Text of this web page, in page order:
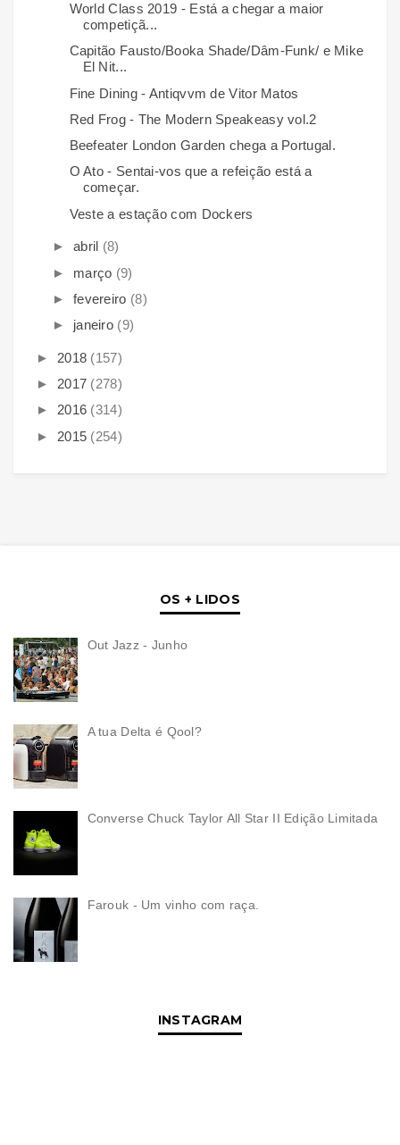
World Class 2019 - Está a chegar a maior
competiçã...
Capitão Fausto/Booka Shade/Dâm-Funk/ e Mike
El Nit...
Fine Dining - Antiqvvm de Vitor Matos
Red Frog - The Modern Speakeasy vol.2
Beefeater London Garden chega a Portugal.
O Ato - Sentai-vos que a refeição está a
começar.
Veste a estação com Dockers
► abril (8)
► março (9)
► fevereiro (8)
► janeiro (9)
► 2018 (157)
► 2017 (278)
► 2016 (314)
► 2015 (254)
OS + LIDOS
Out Jazz - Junho
A tua Delta é Qool?
Converse Chuck Taylor All Star II Edição Limitada
Farouk - Um vinho com raça.
INSTAGRAM